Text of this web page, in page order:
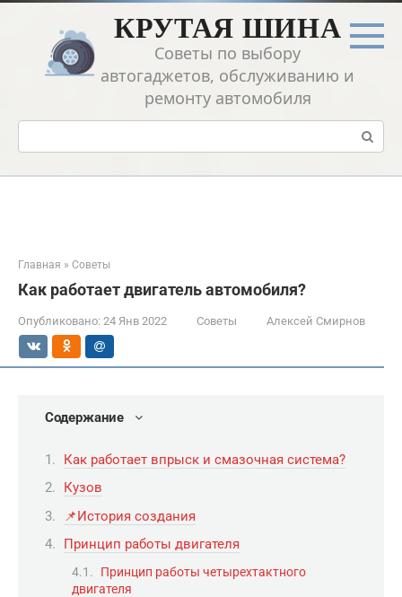
Перейти
контенту
КРУТАЯ ШИНА
Советы по выбору
автогаджетов, обслуживанию и
ремонту автомобиля
Поиск:
Главная » Советы
Как работает двигатель автомобиля?
Опубликовано: 24 Янв 2022 Советы Алексей Смирнов
Содержание
Как работает впрыск и смазочная система?
Кузов
📌История создания
Принцип работы двигателя
Принцип работы четырехтактного
двигателя